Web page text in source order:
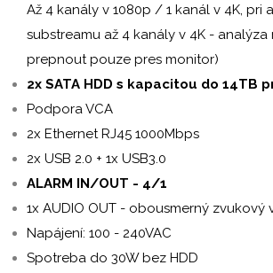
Až 4 kanály v 1080p / 1 kanál v 4K, pri
substreamu až 4 kanály v 4K - analýza
prepnout pouze pres monitor)
2x SATA HDD s kapacitou do 14TB
Podpora VCA
2x Ethernet RJ45 1000Mbps
2x USB 2.0 + 1x USB3.0
ALARM IN/OUT - 4/1
1x AUDIO OUT - obousmerný zvukový
Napájení: 100 - 240VAC
Spotreba do 30W bez HDD